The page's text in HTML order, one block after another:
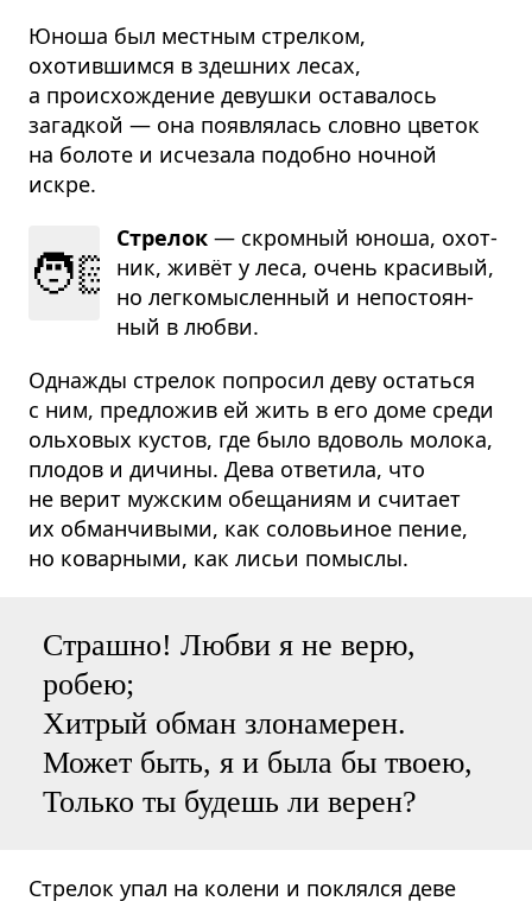
Юноша был местным стрелком,
охотившимся в здешних лесах,
а происхождение девушки оставалось
загадкой — она появлялась словно цветок
на болоте и исчезала подобно ночной
искре.
🧑🏻
Стрелок — скром­ный юноша, охот­
ник, живёт у леса, очень кра­си­вый,
но лег­ко­мыс­лен­ный и непо­сто­ян­
ный в любви.
Однажды стрелок попросил деву остаться
с ним, предложив ей жить в его доме среди
ольховых кустов, где было вдоволь молока,
плодов и дичины. Дева ответила, что
не верит мужским обещаниям и считает
их обманчивыми, как соловьиное пение,
но коварными, как лисьи помыслы.
Страшно! Любви я не верю,
робею;
Хитрый обман злонамерен.
Может быть, я и была бы твоею,
Только ты будешь ли верен?
Стрелок упал на колени и поклялся деве